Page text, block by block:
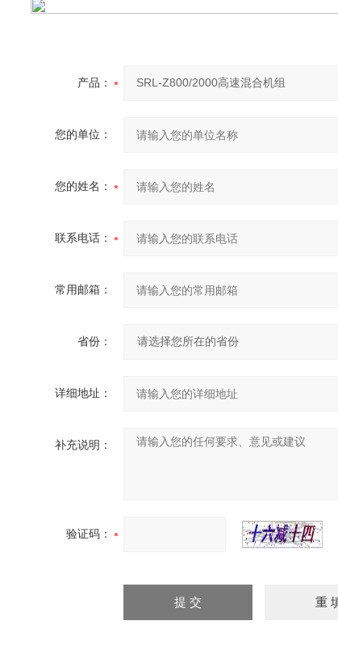
产品：
您的单位：
您的姓名：
联系电话：
常用邮箱：
省份：
详细地址：
补充说明：
验证码：